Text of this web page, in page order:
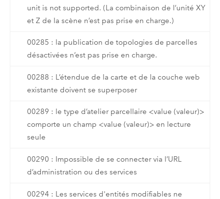
unit is not supported. (La combinaison de l’unité XY
et Z de la scène n’est pas prise en charge.)
00285 : la publication de topologies de parcelles
désactivées n’est pas prise en charge.
00288 : L’étendue de la carte et de la couche web
existante doivent se superposer
00289 : le type d’atelier parcellaire <value (valeur)>
comporte un champ <value (valeur)> en lecture
seule
00290 : Impossible de se connecter via l’URL
d’administration ou des services
00294 : Les services d'entités modifiables ne